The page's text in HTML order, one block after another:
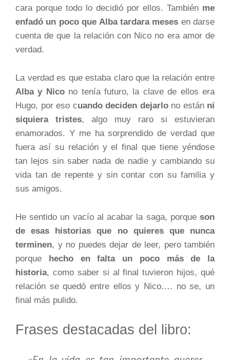
cara porque todo lo decidió por ellos. También me
enfadó un poco que Alba tardara meses en darse
cuenta de que la relación con Nico no era amor de
verdad.
La verdad es que estaba claro que la relación entre
Alba y Nicono tenía futuro, la clave de ellos era
Hugo, por eso cuando deciden dejarlono están ni
siquiera tristes, algo muy raro si estuvieran
enamorados. Y me ha sorprendido de verdad que
fuera así su relación y el final que tiene yéndose
tan lejos sin saber nada de nadie y cambiando su
vida tan de repente y sin contar con su familia y
sus amigos.
He sentido un vacío al acabar la saga, porque son
de esas historias que no quieres que nunca
terminen, y no puedes dejar de leer, pero también
porque
hecho en falta un poco más de la
historia, como saber si al final tuvieron hijos, qué
relación se quedó entre ellos y Nico…. no se, un
final más pulido.
Frases destacadas del libro: